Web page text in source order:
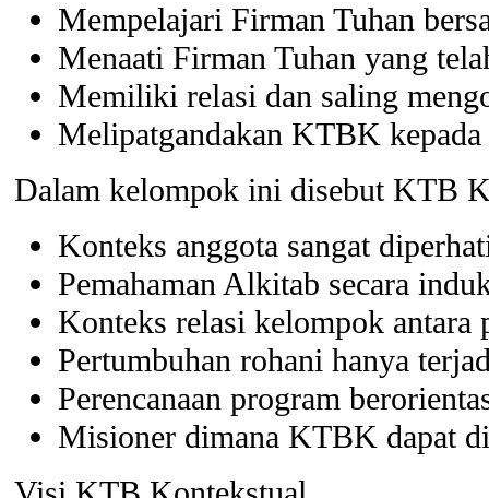
Mempelajari Firman Tuhan
Menaati Firman Tuhan yang
Memiliki relasi dan saling
Melipatgandakan KTBK kepada
Dalam kelompok ini disebut KTB
Konteks anggota sangat
Pemahaman Alkitab secara
Konteks relasi kelompok antara
Pertumbuhan rohani hanya
Perencanaan program
Misioner dimana KTBK dapat